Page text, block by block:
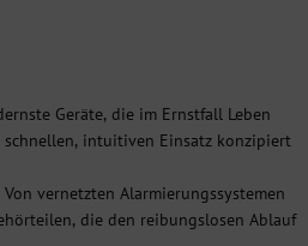
Geräte, die im Ernstfall Leben
intuitiven Einsatz konzipiert
Von vernetzten Alarmierungssystemen
die den reibungslosen Ablauf